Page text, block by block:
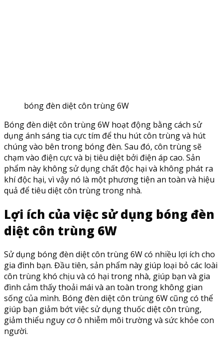
bóng đèn diệt côn trùng 6W
Bóng đèn diệt côn trùng 6W hoạt động bằng cách sử
dụng ánh sáng tia cực tím để thu hút côn trùng và hút
chúng vào bên trong bóng đèn. Sau đó, côn trùng sẽ
chạm vào điện cực và bị tiêu diệt bởi điện áp cao. Sản
phẩm này không sử dụng chất độc hại và không phát ra
khí độc hại, vì vậy nó là một phương tiện an toàn và hiệu
quả để tiêu diệt côn trùng trong nhà.
Lợi ích của việc sử dụng bóng đèn
diệt côn trùng 6W
Sử dụng bóng đèn diệt côn trùng 6W có nhiều lợi ích cho
gia đình bạn. Đầu tiên, sản phẩm này giúp loại bỏ các loài
côn trùng khó chịu và có hại trong nhà, giúp bạn và gia
đình cảm thấy thoải mái và an toàn trong không gian
sống của mình. Bóng đèn diệt côn trùng 6W cũng có thể
giúp bạn giảm bớt việc sử dụng thuốc diệt côn trùng,
giảm thiểu nguy cơ ô nhiễm môi trường và sức khỏe con
người.